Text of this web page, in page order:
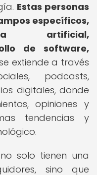
Estas personas
específicos,
artificial,
de software,
extiende a través
podcasts,
digitales, donde
opiniones y
tendencias y
solo tienen una
sino que